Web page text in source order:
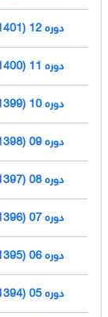
دوره 12 (1401)
دوره 11 (1400)
دوره 10 (1399)
دوره 09 (1398)
دوره 08 (1397)
دوره 07 (1396)
دوره 06 (1395)
دوره 05 (1394)